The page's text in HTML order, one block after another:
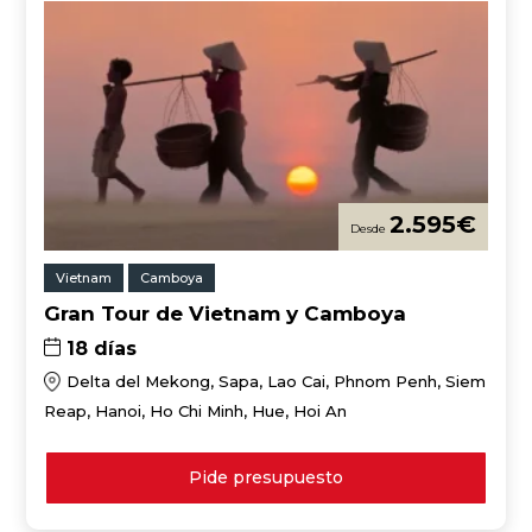
2.595€
Vietnam Camboya
Gran Tour de Vietnam y Camboya
18 días
Delta del Mekong, Sapa, Lao Cai, Phnom Penh, Siem
Reap, Hanoi, Ho Chi Minh, Hue, Hoi An
Pide presupuesto